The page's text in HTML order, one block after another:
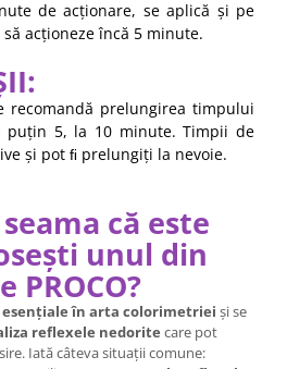
de acționare, se aplică și pe
acționeze încă 5 minute.
recomandă prelungirea timpului
puțin 5, la 10 minute. Timpii de
și pot ﬁ prelungiți la nevoie.
că este
unul din
PROCO?
esențiale în arta colorimetriei și se
reflexele nedorite care pot
Iată câteva situații comune: